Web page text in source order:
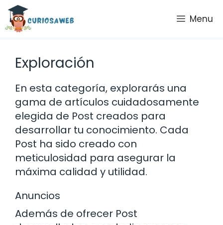
Saltar
contenido
Menu
Exploración
En esta categoría, explorarás una
gama de artículos cuidadosamente
elegida de Post creados para
desarrollar tu conocimiento. Cada
Post ha sido creado con
meticulosidad para asegurar la
máxima calidad y utilidad.
Anuncios
Además de ofrecer Post